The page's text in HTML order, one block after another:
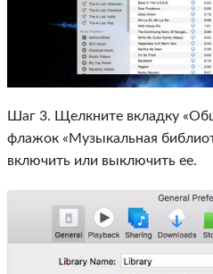
Шаг 3. Щелкните вкладку
флажок «Музыкальная
включить или выключить ее.